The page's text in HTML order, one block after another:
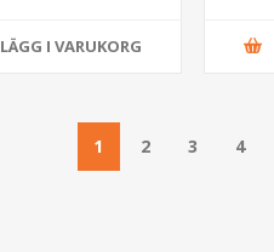
LÄGG I VARUKORG
1 2 3 4